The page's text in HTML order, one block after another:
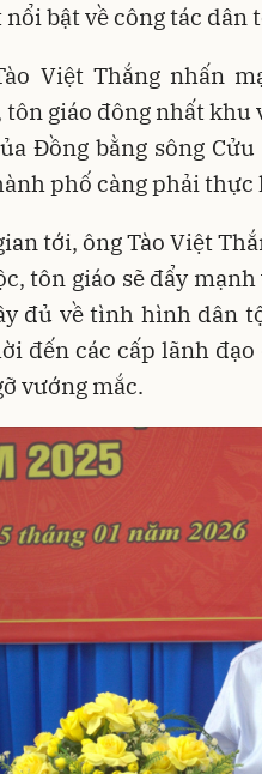
nổi bật về công tác dân
Việt Thắng nhấn
tôn giáo đông nhất
Đồng bằng sông
phố càng phải thực
tới, ông Tào Việt
tôn giáo sẽ đẩy
đủ về tình hình dân
đến các cấp lãnh
vướng mắc.